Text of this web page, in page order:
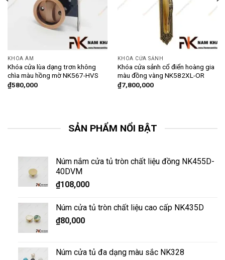
KHÓA ÂM
Khóa cửa lùa dạng trơn không
chìa màu hồng mờ NK567-HVS
₫580,000
KHÓA CỬA SẢNH
Khóa cửa sảnh cổ điển hoàng gia
màu đồng vàng NK582XL-OR
₫7,800,000
SẢN PHẨM NỔI BẬT
Núm nắm cửa tủ tròn chất liệu đồng NK455D-
40DVM
₫108,000
Núm cửa tủ tròn chất liệu cao cấp NK435D
₫80,000
Núm cửa tủ đa dạng màu sắc NK328